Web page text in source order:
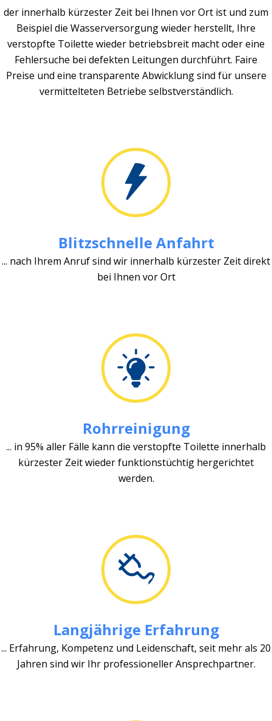
der innerhalb kürzester Zeit bei Ihnen vor Ort ist und zum
Beispiel die Wasserversorgung wieder herstellt, Ihre
verstopfte Toilette wieder betriebsbreit macht oder eine
Fehlersuche bei defekten Leitungen durchführt. Faire
Preise und eine transparente Abwicklung sind für unsere
vermittelteten Betriebe selbstverständlich.
Blitzschnelle Anfahrt
... nach Ihrem Anruf sind wir innerhalb kürzester Zeit direkt
bei Ihnen vor Ort
Rohrreinigung
... in 95% aller Fälle kann die verstopfte Toilette innerhalb
kürzester Zeit wieder funktionstüchtig hergerichtet
werden.
Langjährige Erfahrung
... Erfahrung, Kompetenz und Leidenschaft, seit mehr als 20
Jahren sind wir Ihr professioneller Ansprechpartner.